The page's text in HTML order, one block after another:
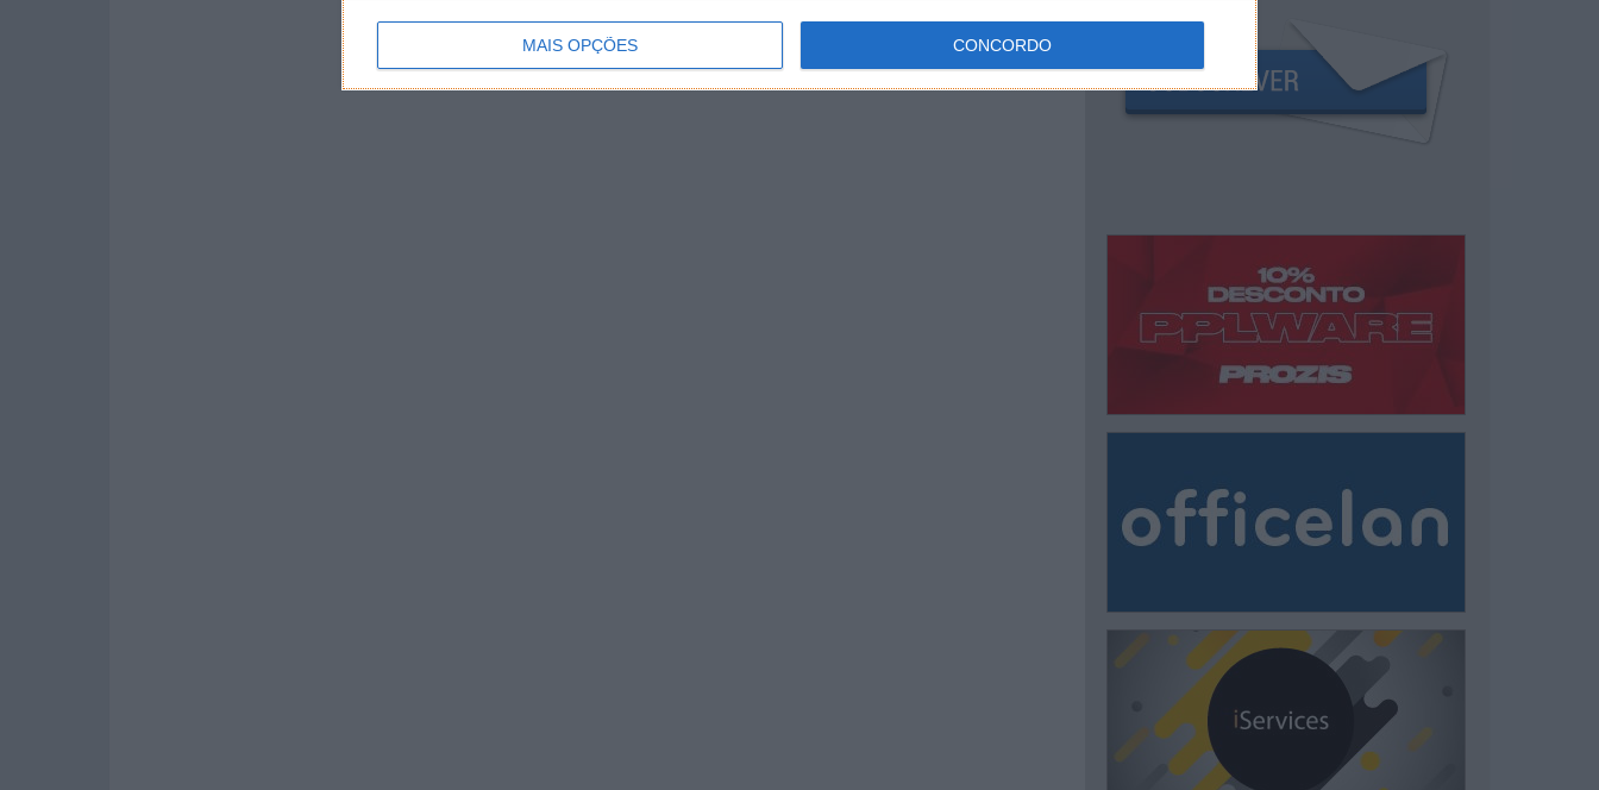
MAIS OPÇÕES CONCORDO